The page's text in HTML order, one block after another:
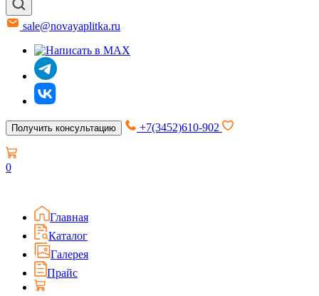
sale@novayaplitka.ru
Получить консультацию +7(3452)610-902
0
Главная
Каталог
Галерея
Прайс